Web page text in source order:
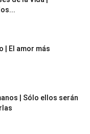
| El amor más
| Sólo ellos serán